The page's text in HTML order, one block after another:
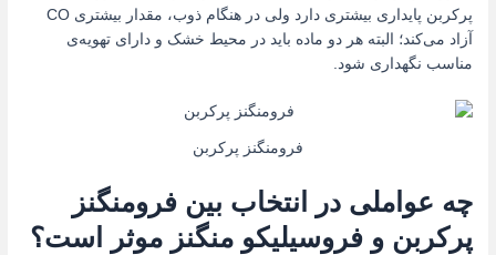
پرکربن پایداری بیشتری دارد ولی در هنگام ذوب، مقدار بیشتری CO
آزاد می‌کند؛ البته هر دو ماده باید در محیط خشک و دارای تهویه‌ی
مناسب نگهداری شود.
فرومنگنز پرکربن
چه عواملی در انتخاب بین فرومنگنز
پرکربن و فروسیلیکو منگنز موثر است؟